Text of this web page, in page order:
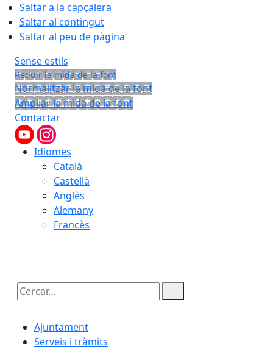
Saltar a la capçalera
Saltar al contingut
Saltar al peu de pàgina
Sense estils
Reduir la mida de la font
Normalitzar la mida de la font
Ampliar la mida de la font
Contactar
Idiomes
Català
Castellà
Anglès
Alemany
Francès
Cercar:
Ajuntament
Serveis i tràmits